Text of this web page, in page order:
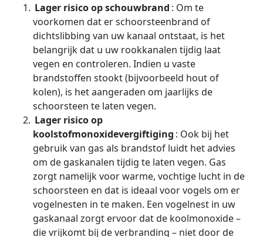
Lager risico op schouwbrand : Om te
voorkomen dat er schoorsteenbrand of
dichtslibbing van uw kanaal ontstaat, is het
belangrijk dat u uw rookkanalen tijdig laat
vegen en controleren. Indien u vaste
brandstoffen stookt (bijvoorbeeld hout of
kolen), is het aangeraden om jaarlijks de
schoorsteen te laten vegen.
Lager risico op
koolstofmonoxidevergiftiging : Ook bij het
gebruik van gas als brandstof luidt het advies
om de gaskanalen tijdig te laten vegen. Gas
zorgt namelijk voor warme, vochtige lucht in de
schoorsteen en dat is ideaal voor vogels om er
vogelnesten in te maken. Een vogelnest in uw
gaskanaal zorgt ervoor dat de koolmonoxide –
die vrijkomt bij de verbranding – niet door de